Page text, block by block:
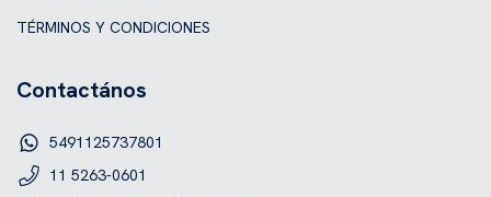
TÉRMINOS Y CONDICIONES
Contactános
5491125737801
11 5263-0601